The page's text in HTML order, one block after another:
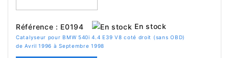
Référence : E0194 En stock
Catalyseur pour BMW 540i 4.4 E39 V8 coté droit (sans OBD)
de Avril 1996 à Septembre 1998